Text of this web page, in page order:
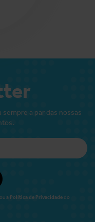
a par das nossas
a Política de Privacidadedo